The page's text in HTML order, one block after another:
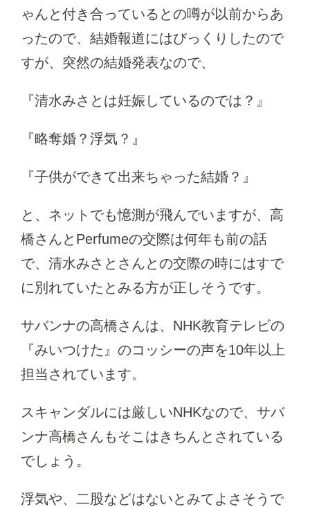
ゃんと付き合っているとの噂が以前からあ
ったので、結婚報道にはびっくりしたので
すが、突然の結婚発表なので、
『清水みさとは妊娠しているのでは？』
『略奪婚？浮気？』
『子供ができて出来ちゃった結婚？』
と、ネットでも憶測が飛んでいますが、高
橋さんとPerfumeの交際は何年も前の話
で、清水みさとさんとの交際の時にはすで
に別れていたとみる方が正しそうです。
サバンナの高橋さんは、NHK教育テレビの
『みいつけた』のコッシーの声を10年以上
担当されています。
スキャンダルには厳しいNHKなので、サバ
ンナ高橋さんもそこはきちんとされている
でしょう。
浮気や、二股などはないとみてよさそうで